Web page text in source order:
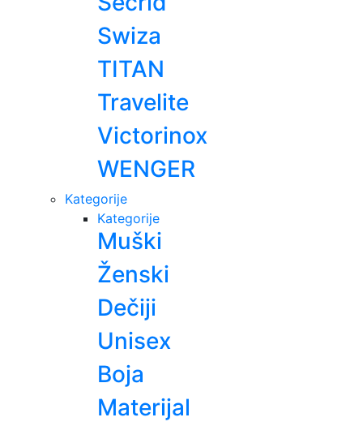
Swiza
TITAN
Travelite
Victorinox
WENGER
Kategorije
Kategorije
Muški
Ženski
Dečiji
Unisex
Boja
Materijal